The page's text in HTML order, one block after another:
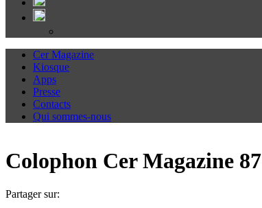
Cer Magazine
Kiosque
Apps
Presse
Contacts
Qui sommes-nous
Colophon Cer Magazine 87
Partager sur: